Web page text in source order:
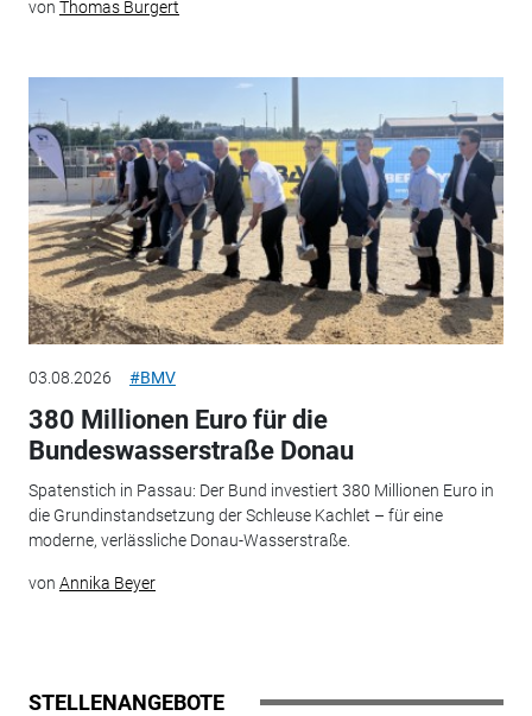
von Thomas Burgert
03.08.2026 #BMV
380 Millionen Euro für die
Bundeswasserstraße Donau
Spatenstich in Passau: Der Bund investiert 380 Millionen Euro in
die Grundinstandsetzung der Schleuse Kachlet – für eine
moderne, verlässliche Donau-Wasserstraße.
von Annika Beyer
STELLENANGEBOTE